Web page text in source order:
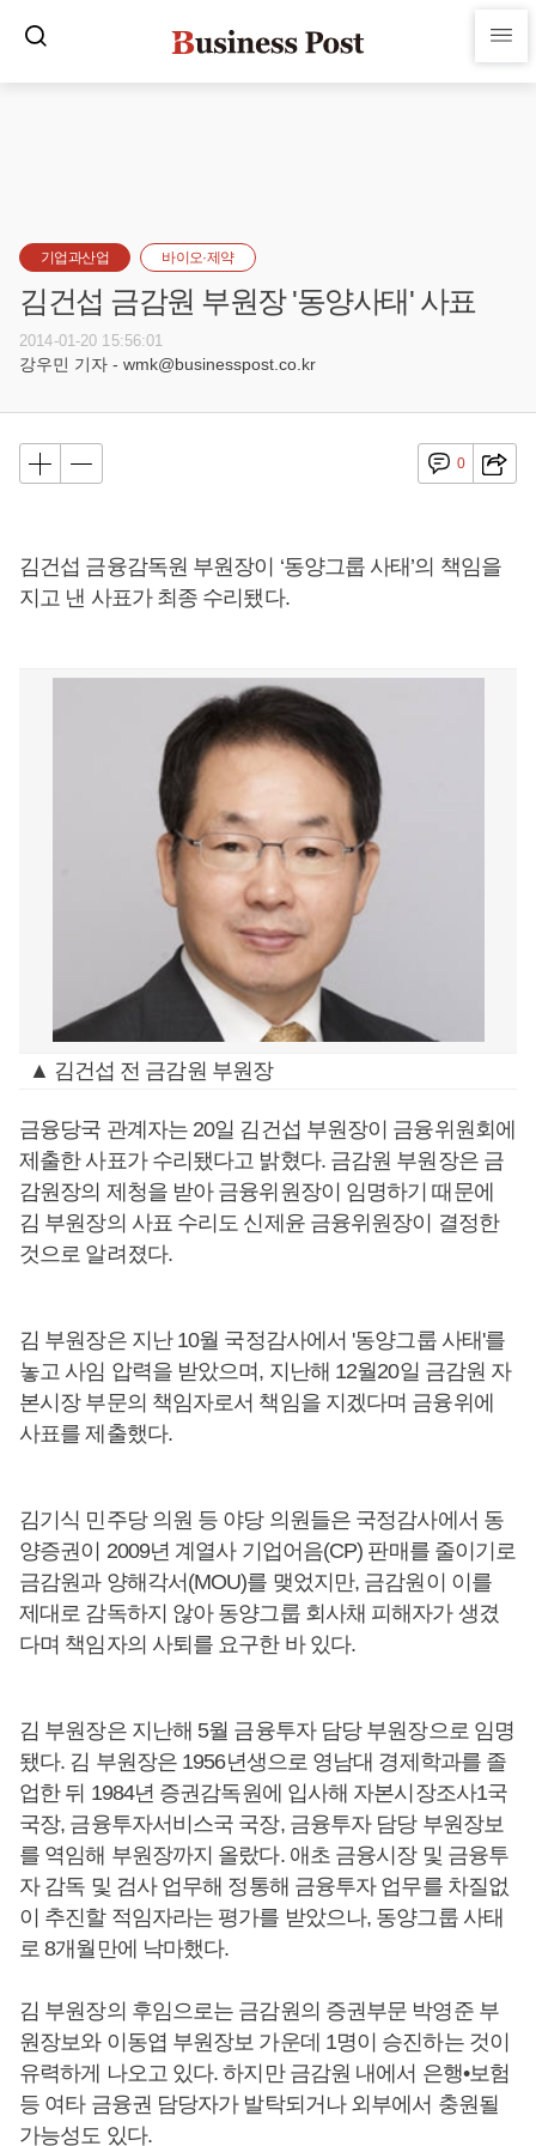
기업과산업 바이오·제약
김건섭 금감원 부원장 '동양사태' 사표
2014-01-20 15:56:01
강우민 기자 - wmk@businesspost.co.kr
0
김건섭 금융감독원 부원장이 ‘동양그룹 사태’의 책임을
지고 낸 사표가 최종 수리됐다.
▲ 김건섭 전 금감원 부원장
금융당국 관계자는 20일 김건섭 부원장이 금융위원회에
제출한 사표가 수리됐다고 밝혔다. 금감원 부원장은 금
감원장의 제청을 받아 금융위원장이 임명하기 때문에
김 부원장의 사표 수리도 신제윤 금융위원장이 결정한
것으로 알려졌다.
김 부원장은 지난 10월 국정감사에서 '동양그룹 사태'를
놓고 사임 압력을 받았으며, 지난해 12월20일 금감원 자
본시장 부문의 책임자로서 책임을 지겠다며 금융위에
사표를 제출했다.
김기식 민주당 의원 등 야당 의원들은 국정감사에서 동
양증권이 2009년 계열사 기업어음(CP) 판매를 줄이기로
금감원과 양해각서(MOU)를 맺었지만, 금감원이 이를
제대로 감독하지 않아 동양그룹 회사채 피해자가 생겼
다며 책임자의 사퇴를 요구한 바 있다.
김 부원장은 지난해 5월 금융투자 담당 부원장으로 임명
됐다. 김 부원장은 1956년생으로 영남대 경제학과를 졸
업한 뒤 1984년 증권감독원에 입사해 자본시장조사1국
국장, 금융투자서비스국 국장, 금융투자 담당 부원장보
를 역임해 부원장까지 올랐다. 애초 금융시장 및 금융투
자 감독 및 검사 업무해 정통해 금융투자 업무를 차질없
이 추진할 적임자라는 평가를 받았으나, 동양그룹 사태
로 8개월만에 낙마했다.
김 부원장의 후임으로는 금감원의 증권부문 박영준 부
원장보와 이동엽 부원장보 가운데 1명이 승진하는 것이
유력하게 나오고 있다. 하지만 금감원 내에서 은행•보험
등 여타 금융권 담당자가 발탁되거나 외부에서 충원될
가능성도 있다.